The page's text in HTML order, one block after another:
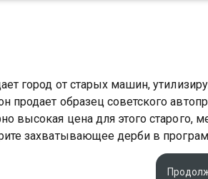
город от старых машин,
продает образец советского
высокая цена для этого старого,
захватывающее дерби в
сериала Утилизатор вы